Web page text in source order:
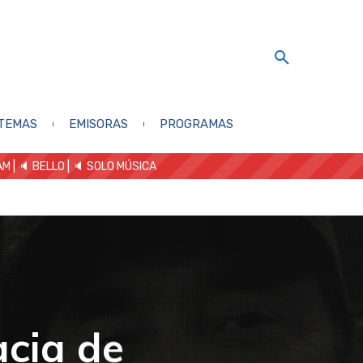
EMISORAS PROGRAMAS
| 🔈 BELLO 🔈 SOLO MÚSICA
de